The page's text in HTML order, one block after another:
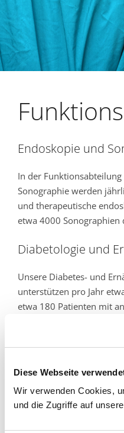
Diese Webseite
Wir verwenden Cookies,
und die Zugriffe auf
Endoskopie und
In der
Sonographie werden
und therapeutische
etwa 4000 Sonographien
Diabetologie und
Unsere Diabetes- und
unterstützen pro Jahr
etwa 180 Patienten mit
Kliniken & Institute
Klinik für Allgemeine
und Diabetologie